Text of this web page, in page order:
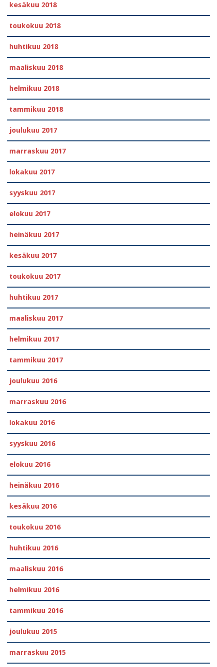
kesäkuu 2018
toukokuu 2018
huhtikuu 2018
maaliskuu 2018
helmikuu 2018
tammikuu 2018
joulukuu 2017
marraskuu 2017
lokakuu 2017
syyskuu 2017
elokuu 2017
heinäkuu 2017
kesäkuu 2017
toukokuu 2017
huhtikuu 2017
maaliskuu 2017
helmikuu 2017
tammikuu 2017
joulukuu 2016
marraskuu 2016
lokakuu 2016
syyskuu 2016
elokuu 2016
heinäkuu 2016
kesäkuu 2016
toukokuu 2016
huhtikuu 2016
maaliskuu 2016
helmikuu 2016
tammikuu 2016
joulukuu 2015
marraskuu 2015